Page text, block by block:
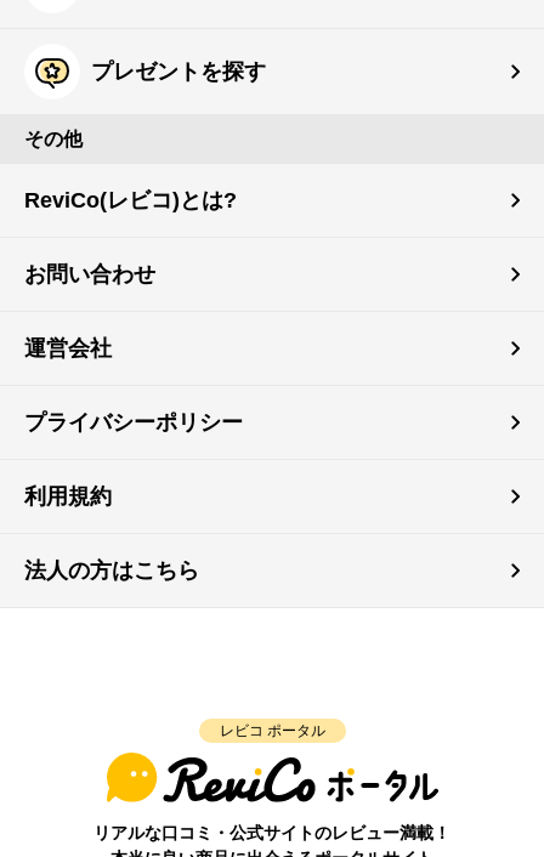
プレゼントを探す
その他
ReviCo(レビコ)とは?
お問い合わせ
運営会社
プライバシーポリシー
利用規約
法人の方はこちら
レビコ ポータル
リアルな口コミ・公式サイトのレビュー満載！